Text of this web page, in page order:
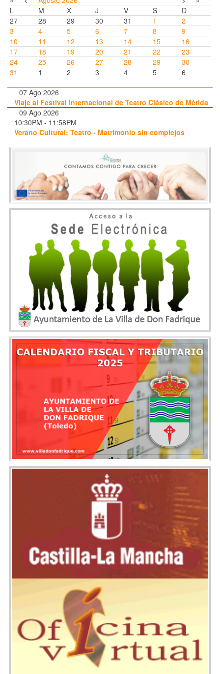
L
M X J V S
D
27
28 29 30 31 1
2
3
4 5 6 7 8
9
10
11 12 13 14 15
16
17
18 19 20 21 22
23
24
25 26 27 28 29
30
31
1 2 3 4 5 6
07 Ago 2026
Viaje al Festival Internacional de Teatro Clásico de Mérida
09 Ago 2026
10:30PM - 11:58PM
Verano Cultural: Teatro - Matrimonio sin complejos